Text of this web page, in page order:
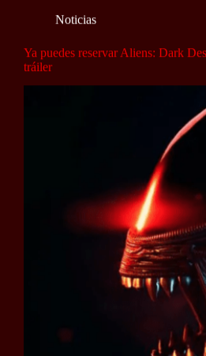
Noticias
Ya puedes reservar Aliens: Dark
tráiler